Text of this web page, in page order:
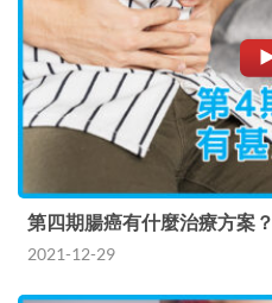
第四期腸癌有什麼治療方案？
2021-12-29